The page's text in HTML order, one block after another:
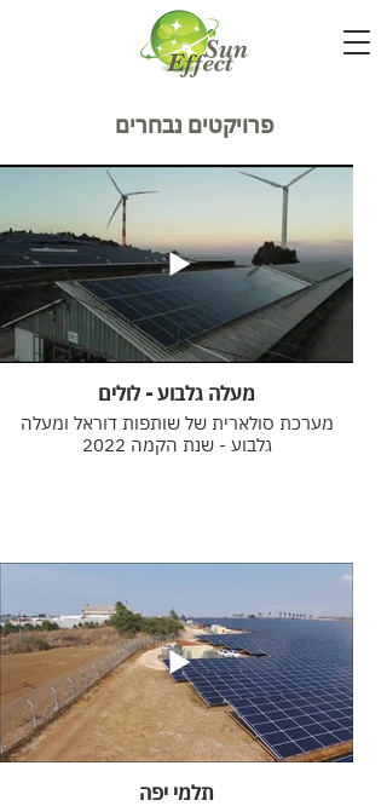
פרויקטים נבחרים
מעלה גלבוע - לולים
מערכת סולארית של שותפות דוראל ומעלה
גלבוע - שנת הקמה 2022
תלמי יפה